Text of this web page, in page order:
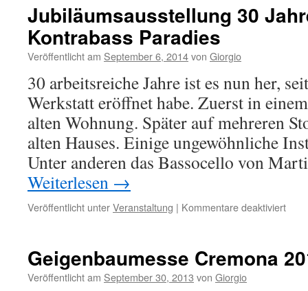
Jubiläumsausstellung 30
Kontrabass Paradies
Veröffentlicht am September 6, 2014von Giorgio
30 arbeitsreiche Jahre ist es nun her,
Werkstatt eröffnet habe. Zuerst in
alten Wohnung. Später auf mehreren
alten Hauses. Einige ungewöhnliche
Unter anderen das Bassocello von
Weiterlesen →
Veröffentlicht unterVeranstaltung | Kommentare deaktiviertfür
Geigenbaumesse Cremona
Veröffentlicht am September 30, 2013 von Giorgio